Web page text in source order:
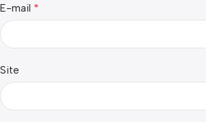
E-mail *
Site